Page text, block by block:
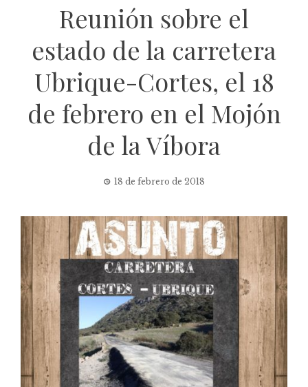
Reunión sobre el
estado de la carretera
Ubrique-Cortes, el 18
de febrero en el Mojón
de la Víbora
18 de febrero de 2018